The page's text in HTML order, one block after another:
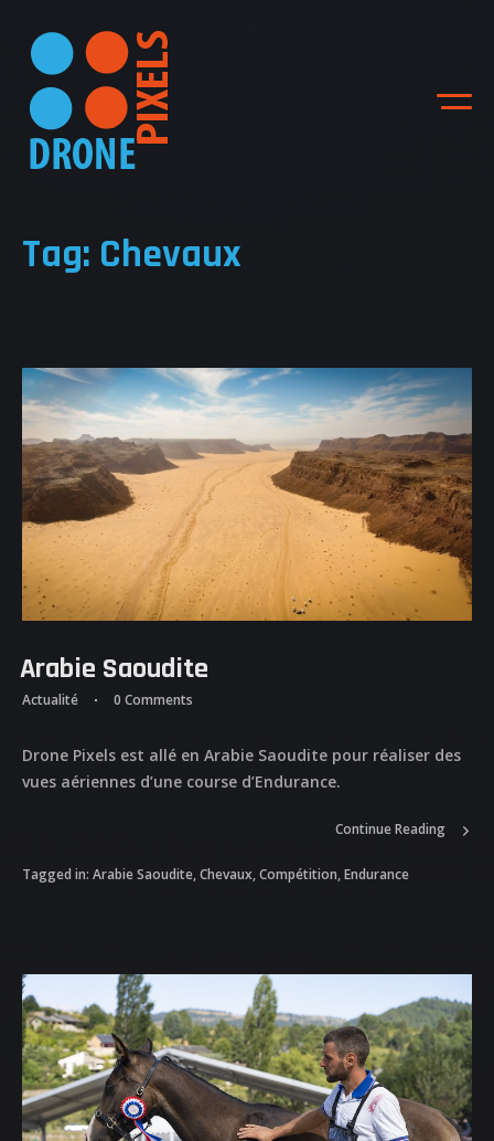
ACCUEIL
NOS DIFFERENTES
PRESTATIONS
Tag: Chevaux
Arabie Saoudite
Actualité 0 Comments
Drone Pixels est allé en Arabie Saoudite pour réaliser des
vues aériennes d’une course d’Endurance.
Tagged in: Arabie Saoudite,Chevaux,Compétition,Endurance
Continue Reading